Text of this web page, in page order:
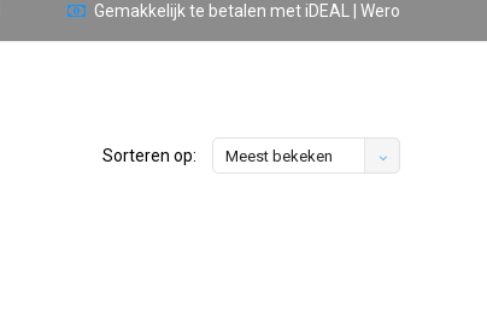
Gemakkelijk te betalen met iDEAL | Wero
Sorteren op: Meest bekeken